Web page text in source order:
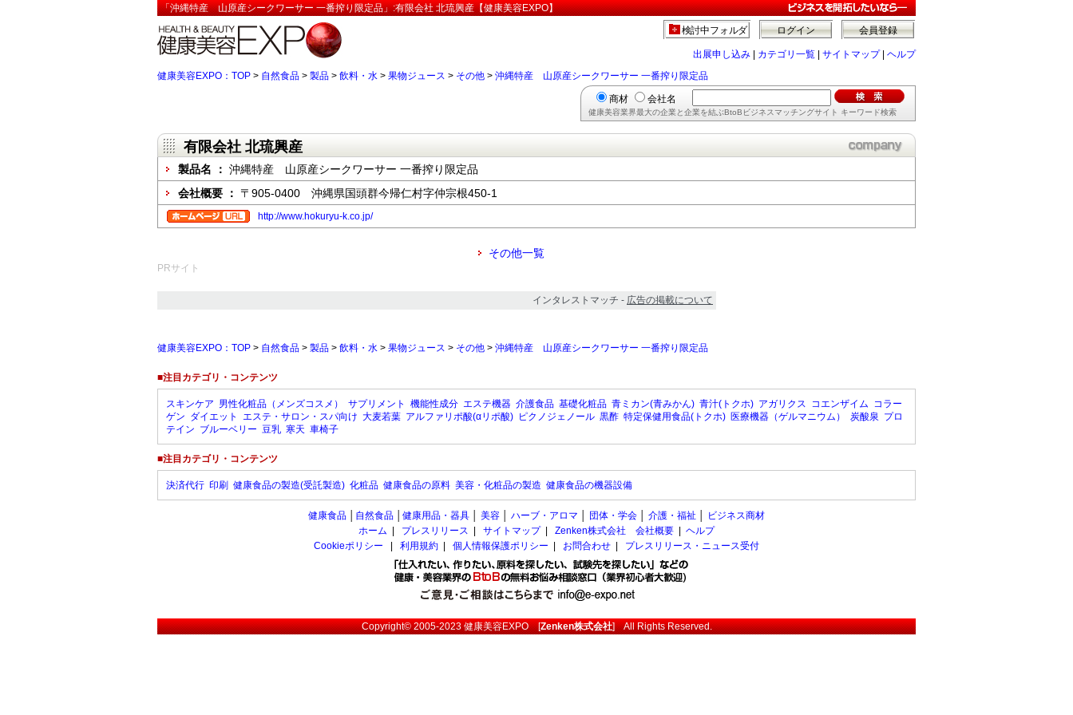
「沖縄特産 山原産シークワーサー 一番搾り限定品」:有限会社 北琉興産【健康美容EXPO】
会員登録
ログイン
検討中フォルダ
出展申し込み カテゴリ一覧 サイトマップ| ヘルプ
健康美容EXPO：TOP > 自然食品 > 製品 > 飲料・水 > 果物ジュース > その他 > 沖縄特産 山原産シークワーサー 一番搾り限定品
商材 会社名
健康美容業界最大の企業と企業を結ぶBtoBビジネスマッチングサイト キーワード検索
有限会社 北琉興産
製品名 ： 沖縄特産 山原産シークワーサー 一番搾り限定品
会社概要 ： 〒905-0400 沖縄県国頭群今帰仁村字仲宗根450-1
http://www.hokuryu-k.co.jp/
その他一覧
PRサイト
インタレストマッチ - 広告の掲載について
健康美容EXPO：TOP > 自然食品 > 製品 > 飲料・水 > 果物ジュース > その他 > 沖縄特産 山原産シークワーサー 一番搾り限定品
■注目カテゴリ・コンテンツ
スキンケア 男性化粧品（メンズコスメ） サプリメント 機能性成分 エステ機器 介護食品 基礎化粧品 青ミカン(青みかん) 青汁(トクホ) アガリクス コエンザイム コラー
ゲン ダイエット エステ・サロン・スパ向け 大麦若葉 アルファリポ酸(αリポ酸) ピクノジェノール 黒酢 特定保健用食品(トクホ) 医療機器（ゲルマニウム） 炭酸泉 プロ
テイン ブルーベリー 豆乳 寒天 車椅子
■注目カテゴリ・コンテンツ
決済代行 印刷 健康食品の製造(受託製造) 化粧品 健康食品の原料 美容・化粧品の製造 健康食品の機器設備
健康食品 自然食品 健康用品・器具 美容 ハーブ・アロマ 団体・学会 介護・福祉
ビジネス商材
ホーム
プレスリリース サイトマップ| Zenken株式会社 会社概要
ヘルプ
Cookieポリシー
利用規約 個人情報保護ポリシー お問合わせ プレスリリース・ニュース受付
Copyright© 2005-2023健康美容EXPO[Zenken株式会社] All Rights Reserved.